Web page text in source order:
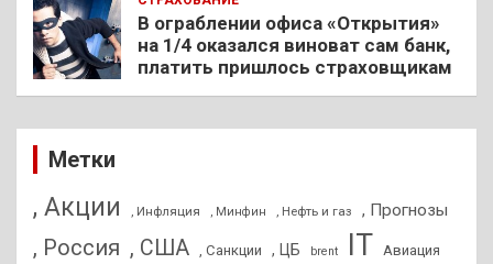
В ограблении офиса «Открытия»
на 1/4 оказался виноват сам банк,
платить пришлось страховщикам
Метки
, Акции , Инфляция , Минфин , Нефть и газ , Прогнозы
, Россия , США , Санкции , ЦБ brent IT Авиация